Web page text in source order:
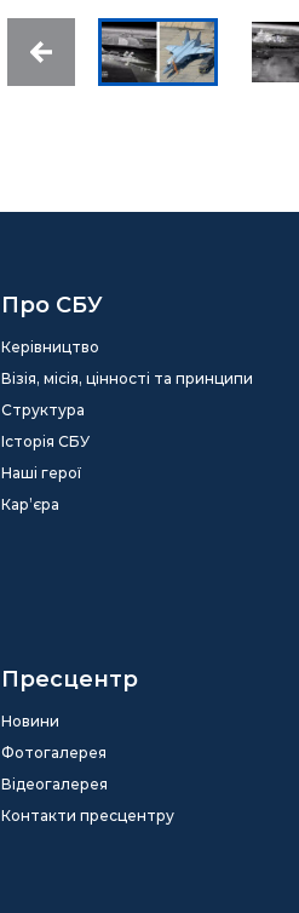
Про СБУ
Керівництво
Візія, місія, цінності та принципи
Структура
Історія СБУ
Наші герої
Кар’єра
Пресцентр
Новини
Фотогалерея
Відеогалерея
Контакти пресцентру